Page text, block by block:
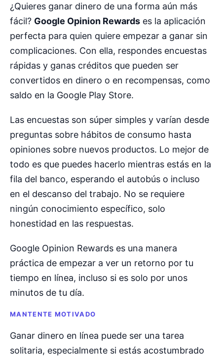
¿Quieres ganar dinero de una forma aún más
fácil? Google Opinion Rewards es la aplicación
perfecta para quien quiere empezar a ganar sin
complicaciones. Con ella, respondes encuestas
rápidas y ganas créditos que pueden ser
convertidos en dinero o en recompensas, como
saldo en la Google Play Store.
Las encuestas son súper simples y varían desde
preguntas sobre hábitos de consumo hasta
opiniones sobre nuevos productos. Lo mejor de
todo es que puedes hacerlo mientras estás en la
fila del banco, esperando el autobús o incluso
en el descanso del trabajo. No se requiere
ningún conocimiento específico, solo
honestidad en las respuestas.
Google Opinion Rewards es una manera
práctica de empezar a ver un retorno por tu
tiempo en línea, incluso si es solo por unos
minutos de tu día.
MANTENTE MOTIVADO
Ganar dinero en línea puede ser una tarea
solitaria, especialmente si estás acostumbrado